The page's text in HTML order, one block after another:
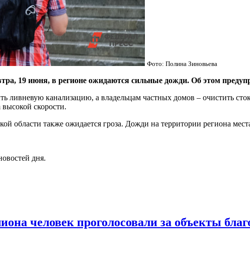
Фото: Полина Зиновьева
июня, в регионе ожидаются сильные дожди. Об этом
ливневую канализацию, а владельцам частных домов – очистить
скорости.
области также ожидается гроза. Дожди на территории региона
дня.
человек проголосовали за объекты